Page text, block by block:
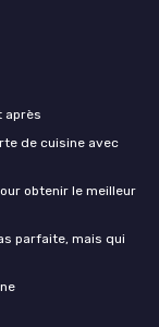
après
de cuisine avec
obtenir le meilleur
parfaite, mais qui